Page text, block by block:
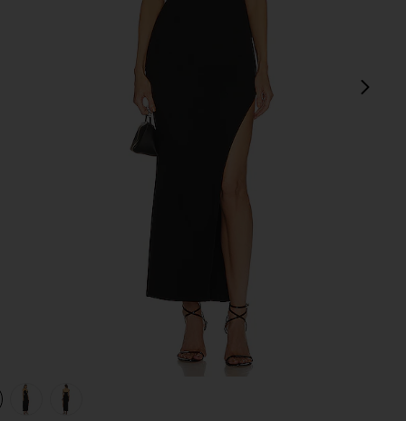
view 1 of 4 VESTIDO EUPHORIA in Black